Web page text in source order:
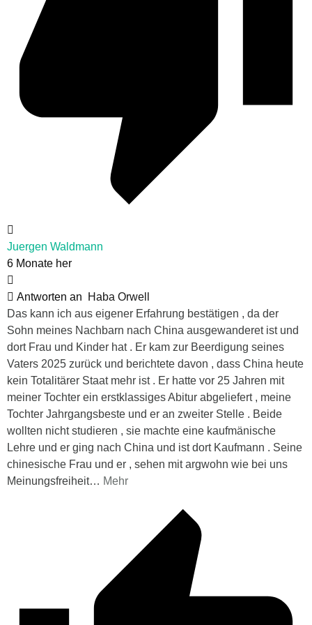
Juergen Waldmann
6 Monate her
Antworten an
Haba Orwell
Das kann ich aus eigener Erfahrung bestätigen , da der
Sohn meines Nachbarn nach China ausgewanderet ist und
dort Frau und Kinder hat . Er kam zur Beerdigung seines
Vaters 2025 zurück und berichtete davon , dass China heute
kein Totalitärer Staat mehr ist . Er hatte vor 25 Jahren mit
meiner Tochter ein erstklassiges Abitur abgeliefert , meine
Tochter Jahrgangsbeste und er an zweiter Stelle . Beide
wollten nicht studieren , sie machte eine kaufmänische
Lehre und er ging nach China und ist dort Kaufmann . Seine
chinesische Frau und er , sehen mit argwohn wie bei uns
Meinungsfreiheit… Mehr